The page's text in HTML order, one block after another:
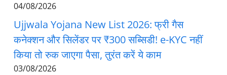
04/08/2026
Ujjwala Yojana New List 2026: फ्री गैस
कनेक्शन और सिलेंडर पर ₹300 सब्सिडी! e-KYC नहीं
किया तो रुक जाएगा पैसा, तुरंत करें ये काम
03/08/2026